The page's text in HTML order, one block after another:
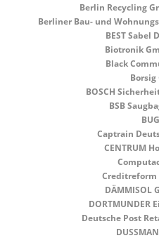
Berlin Recycling
Berliner Bau- und
BEST Sabel
Biotronik
Black
Borsig
BOSCH
BSB
Captrain
CENTRUM
DÄMMISOL
DORTMUNDER
Deutsche Post